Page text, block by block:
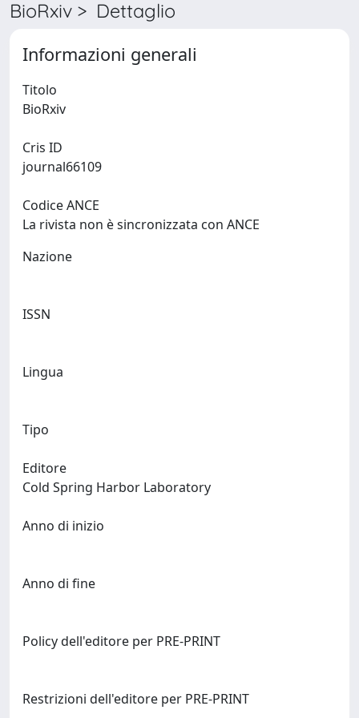
BioRxiv > Dettaglio
Informazioni generali
Titolo
Cris ID
Codice ANCE
La rivista non è sincronizzata con ANCE
Nazione
ISSN
Lingua
Tipo
Editore
Anno di inizio
Anno di fine
Policy dell'editore per PRE-PRINT
Restrizioni dell'editore per PRE-PRINT